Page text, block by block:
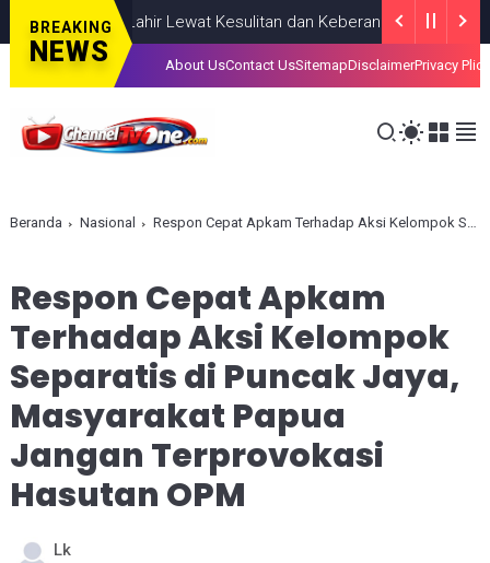
BREAKING
NEWS
Lahir Lewat Kesulitan dan Keberanian NASIONAL
About UsContact UsSitemapDisclaimerPrivacy Plice
Beranda Nasional Respon Cepat Apkam Terhadap Aksi Kelompok Separatis di Puncak Jaya, Masyarakat Papua Jangan Terprovokasi Hasutan OPM
Respon Cepat Apkam
Terhadap Aksi Kelompok
Separatis di Puncak Jaya,
Masyarakat Papua
Jangan Terprovokasi
Hasutan OPM
Lk